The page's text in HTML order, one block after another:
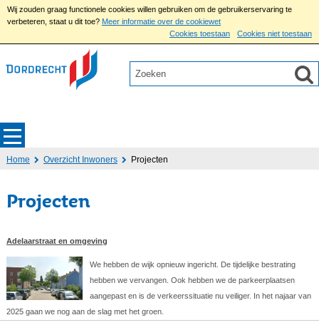
Wij zouden graag functionele cookies willen gebruiken om de gebruikerservaring te
verbeteren, staat u dit toe? Meer informatie over de cookiewet
Cookies toestaan
Cookies niet toestaan
Home Overzicht Inwoners Projecten
Projecten
Adelaarstraat en omgeving
We hebben de wijk opnieuw ingericht. De tijdelijke bestrating
hebben we vervangen. Ook hebben we de parkeerplaatsen
aangepast en is de verkeerssituatie nu veiliger. In het najaar van
2025 gaan we nog aan de slag met het groen.